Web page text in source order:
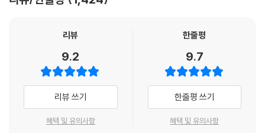
을 떠나지 않고 지키는 모습은 엄숙한 감동을 준다.
궁금한 것이 있을때마다 하밀 할아버지에게 달려가곤 했던 모모처럼 우리
가치가 있는 것인가? 나는 내 앞의 생을 얼마만큼 사랑하고 있는가? 아니
아니 도대체 산다는 것은 무엇인가? ...'인간은 사랑없이 살 수 없다'는 이
단순한 한 마디 말을 당신은 얼마나 깊이 느끼고 있는가? 모모의 손아귀에
쥐어진 한 개의 달걀처럼 우리의 생은 죽음과 생명을 동시에 품은 신비로
운 그 무엇이다. 광대무변한 우주에서 찰나적이고 아슬아슬한 생을 사는
서 벗어나게 해달라고 떼를 쓴다면 그의 삶을 읽는 우리가 이렇게 힘들지
는 않을는지도 모른다. 그렇다. 작품을 읽는 내내 우리는 힘이 든다. 힘이
들어 몇 번씩 책장을 덮어야 하고, 같은 이유로 또다시 책을 집어들어야 한
다. 하지만 어린 모모는 그 무거움을, 너무 일찍 알아버린 인생의 슬픔을 내
색하지 않는다. 그는 오히려 시니컬한 냉소로 그 무게를 떨쳐내려 한다. 그
의 그런 냉소가 무수한 눈물들이 쌓인 알갱이들이란 사실을 잘 알기에 가
슴이 아릴 수밖에……
뜨겁게 나눌 수 있게 될지도 모를텐데. 그리고 우리는 말할 것이다. 서로에
리뷰
9.2
리뷰 쓰기
혜택 및 유의사항
한줄평
9.7
한줄평 쓰기
혜택 및 유의사항